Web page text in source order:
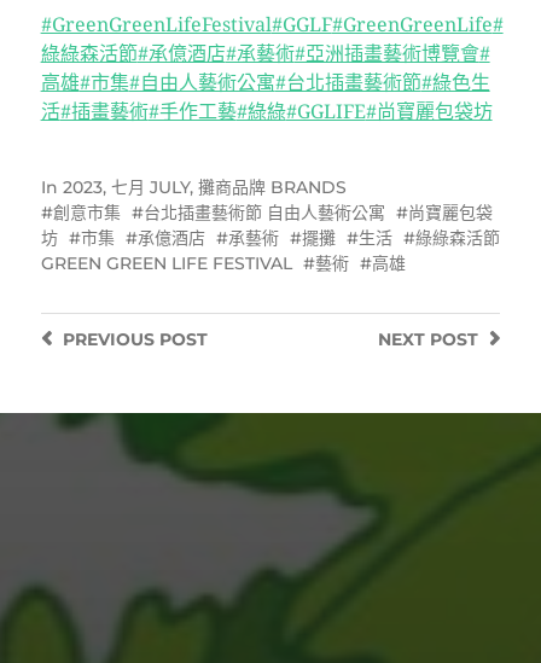
#GreenGreenLifeFestival#GGLF#GreenGreenLife#
綠綠森活節#承億酒店#承藝術#亞洲插畫藝術博覽會#
高雄#市集#自由人藝術公寓#台北插畫藝術節#綠色生
活#插畫藝術#手作工藝#綠綠#GGLIFE#尚寶麗包袋坊
In 2023, 七月 JULY, 攤商品牌 BRANDS
創意市集
台北插畫藝術節 自由人藝術公寓
尚寶麗包袋
坊
市集 承億酒店 承藝術 擺攤 生活
綠綠森活節
GREEN GREEN LIFE FESTIVAL
藝術 高雄
NEXT POST
PREVIOUSPOST